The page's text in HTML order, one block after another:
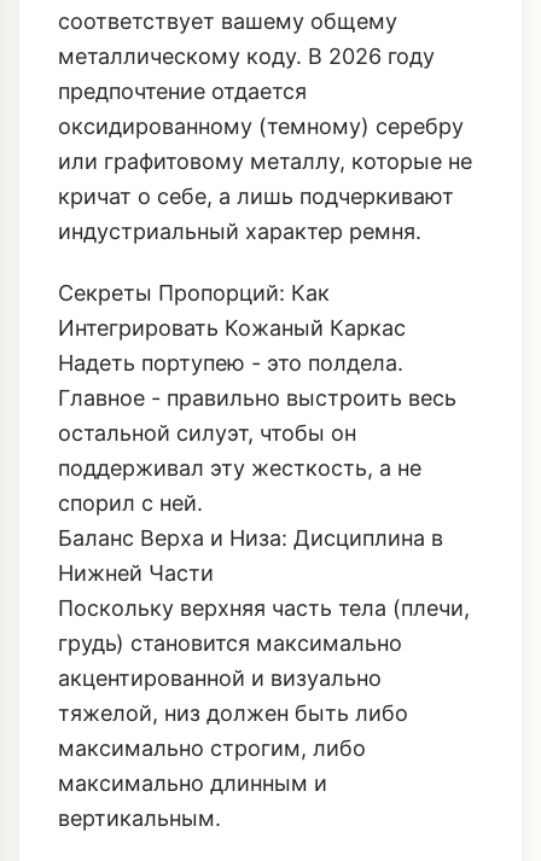
или графитовому металлу, которые не
кричат о себе, а лишь подчеркивают
индустриальный характер ремня.
Секреты Пропорций: Как
Интегрировать Кожаный Каркас
Надеть портупею - это полдела.
остальной силуэт, чтобы он
поддерживал эту жесткость, а не
спорил с ней.
Баланс Верха и Низа: Дисциплина в
Нижней Части
Поскольку верхняя часть тела (плечи,
грудь) становится максимально
акцентированной и визуально
тяжелой, низ должен быть либо
максимально строгим, либо
максимально длинным и
вертикальным.
**Идеальный Партнер - Прямые Брюки